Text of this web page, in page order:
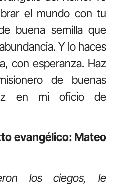
el mundo con tu
buena semilla que
Y lo haces
con esperanza. Haz
de buenas
en mi oficio de
evangélico: Mateo
los ciegos, le